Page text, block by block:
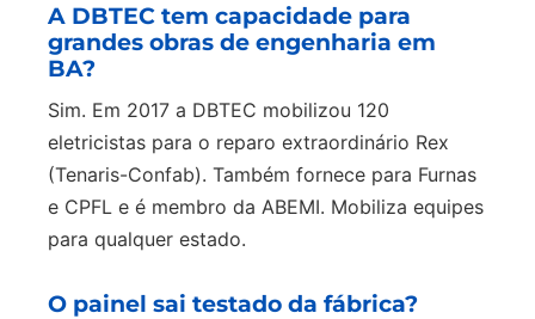
A DBTEC tem capacidade para
grandes obras de engenharia em
BA?
Sim. Em 2017 a DBTEC mobilizou 120
eletricistas para o reparo extraordinário Rex
(Tenaris-Confab). Também fornece para Furnas
e CPFL e é membro da ABEMI. Mobiliza equipes
para qualquer estado.
O painel sai testado da fábrica?